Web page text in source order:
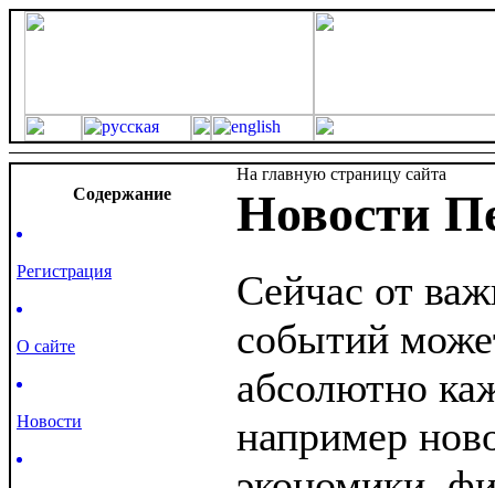
Cодержание
Регистрация
О сайте
Новости
На главную страницу сайта
Новости
Сейчас от
событий
абсолютно
например